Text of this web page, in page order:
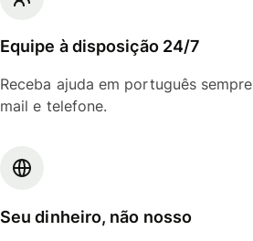
Equipe à disposição 24/7
Receba ajuda em português
mail e telefone.
Seu dinheiro, não nosso